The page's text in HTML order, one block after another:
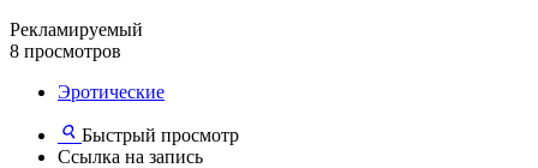
Рекламируемый
8 просмотров
Эротические
Быстрый просмотр
Ссылка на запись